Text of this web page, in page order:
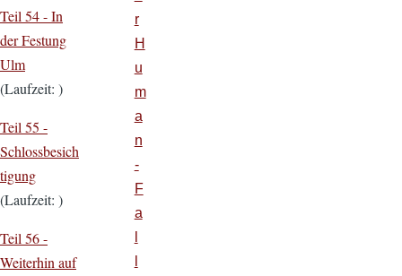
Teil 54 -In
der Festung
Ulm
(Laufzeit: )
Teil 55 -
Schlossbesich
tigung
(Laufzeit: )
Teil 56 -
Weiterhin auf
r
H
u
m
a
n
-
F
a